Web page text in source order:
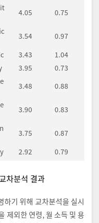
4.05
0.75
3.54
0.97
3.43
1.04
3.95 0.73
3.48
0.88
3.90
0.83
3.75
0.87
2.92 0.79
차분석 결과
하기 위해 교차분석을 실시
제외한 연령, 월 소득 및 용